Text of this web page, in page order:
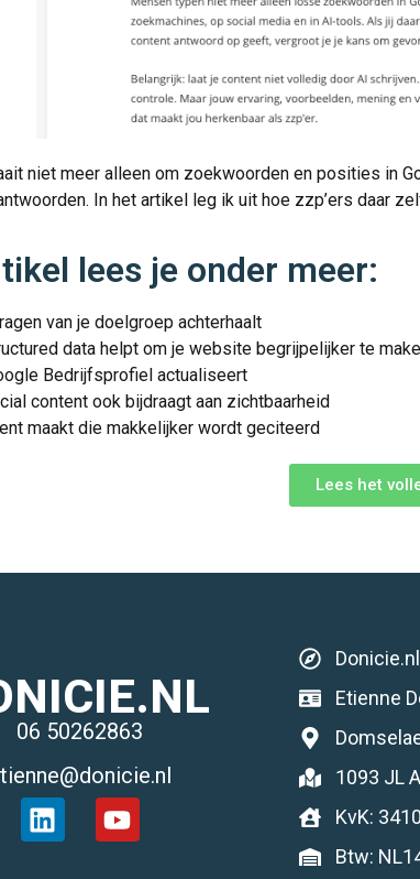
niet meer alleen om zoekwoorden en posities in
In het artikel leg ik uit hoe zzp’ers daar
lees je onder meer:
van je doelgroep achterhaalt
data helpt om je website begrijpelijker te
Bedrijfsprofiel actualiseert
content ook bijdraagt aan zichtbaarheid
maakt die makkelijker wordt geciteerd
Lees het
06 50262863
Donicie.nl
Etienne
1093 JL
KvK:
Btw: